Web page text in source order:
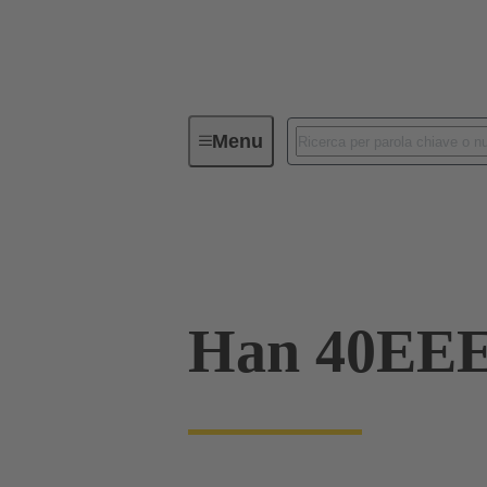
MenuConnettori Industriali / Han®
Han